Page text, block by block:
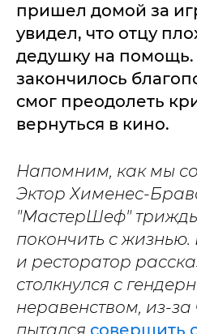
пришел домой за
увидел, что отцу
дедушку на помощь.
закончилось
смог преодолеть
вернуться в кино.
Напомним, как мы
Эктор Хименес-
"МастерШеф"
покончить с
и ресторатор
столкнулся с
неравенством, из-за
пытался совершить